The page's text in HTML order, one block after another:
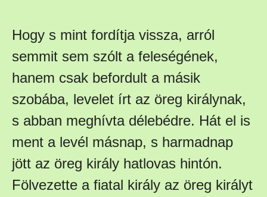
Hogy s mint fordítja vissza, arról
semmit sem szólt a feleségének,
hanem csak befordult a másik
szobába, levelet írt az öreg királynak,
s abban meghívta délebédre. Hát el is
ment a levél másnap, s harmadnap
jött az öreg király hatlovas hintón.
Fölvezette a fiatal király az öreg királyt